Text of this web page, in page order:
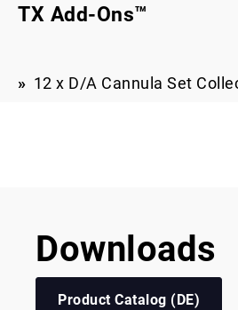
TX Add-Ons™
12 x D/A Cannula Set
Downloads
Product Catalog (DE)